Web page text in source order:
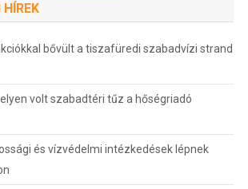
HÍREK
bővült a tiszafüredi szabadvízi strand
volt szabadtéri tűz a hőségriadó
és vízvédelmi intézkedések lépnek